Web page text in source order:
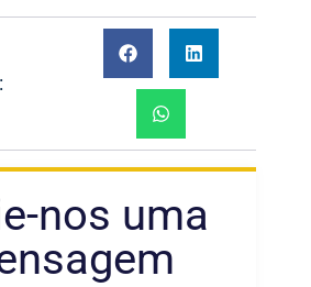
nos uma